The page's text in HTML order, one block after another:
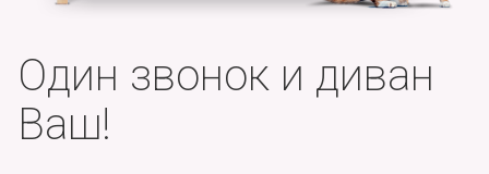
Один звонок и диван
Ваш!